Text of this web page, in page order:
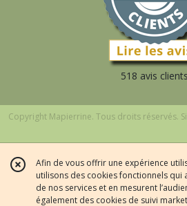
518 avis clients
Copyright Mapierrine. Tous droits réservés.
Afin de vous offrir une expérience
utilisons des cookies fonctionnels
de nos services et en mesurent
également des cookies de suivi